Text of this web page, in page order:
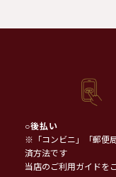
○後払い
※「コンビニ」「郵便
済方法です
当店のご利用ガイドを